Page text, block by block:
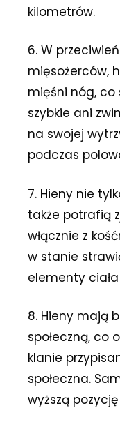
kilometrów.
6. W
mięsożerców,
mięśni nóg, co
szybkie ani
na swojej
podczas
7. Hieny nie
także potrafią
włącznie z
w stanie
elementy
8. Hieny mają
społeczną, co
klanie
społeczna.
wyższą